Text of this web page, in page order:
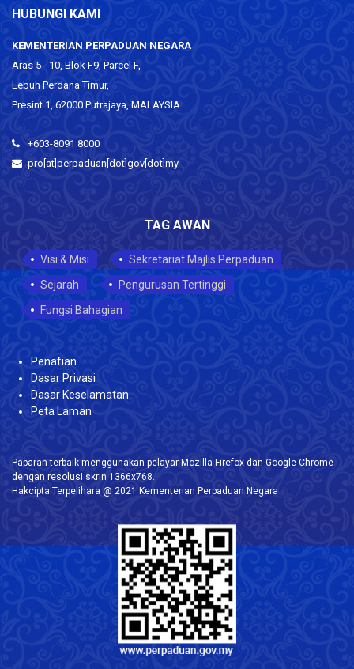
HUBUNGI KAMI
KEMENTERIAN PERPADUAN NEGARA
Aras 5 - 10, Blok F9, Parcel F,
Lebuh Perdana Timur,
Presint 1, 62000 Putrajaya, MALAYSIA
+603-8091 8000
pro[at]perpaduan[dot]gov[dot]my
TAG AWAN
Visi & Misi
Sekretariat Majlis Perpaduan
Sejarah
Pengurusan Tertinggi
Fungsi Bahagian
Penafian
Dasar Privasi
Dasar Keselamatan
Peta Laman
Paparan terbaik menggunakan pelayar Mozilla Firefox dan Google Chrome
dengan resolusi skrin 1366x768.
Hakcipta Terpelihara @ 2021 Kementerian Perpaduan Negara